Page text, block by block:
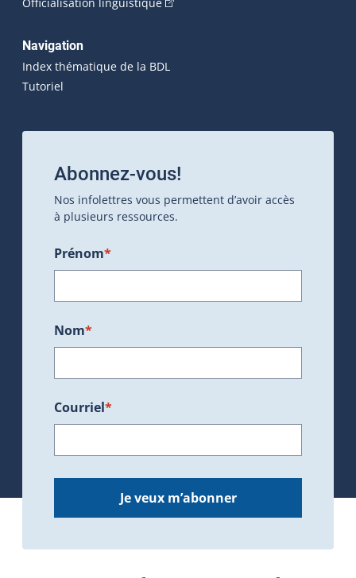
Navigation
Index thématique de la BDL
Tutoriel
Abonnez-vous!
Nos infolettres vous permettent d’avoir accès
à plusieurs ressources.
Prénom*
Nom*
Courriel*
Je veux m’abonner